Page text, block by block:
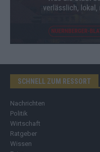
SCHNELL ZUM RESSORT
Nachrichten
Politik
Wirtschaft
Ratgeber
Wissen